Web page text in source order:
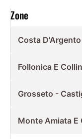
Zone
Costa D'Argento
Follonica E
Grosseto -
Monte Amiata E